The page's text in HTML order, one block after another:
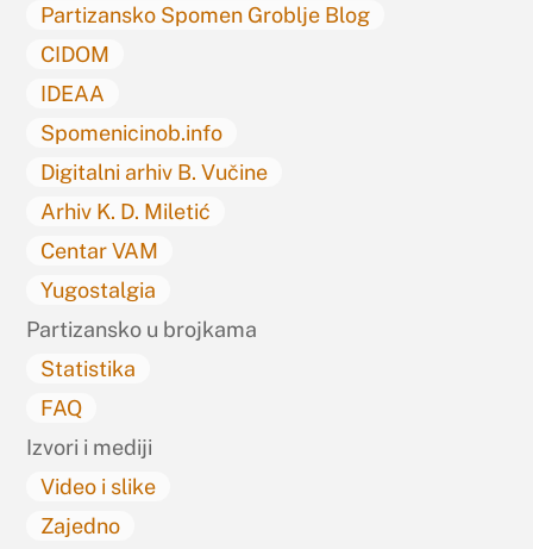
Partizansko Spomen Groblje Blog
CIDOM
IDEAA
Spomenicinob.info
Digitalni arhiv B. Vučine
Arhiv K. D. Miletić
Centar VAM
Yugostalgia
Partizansko u brojkama
Statistika
FAQ
Izvori i mediji
Video i slike
Zajedno